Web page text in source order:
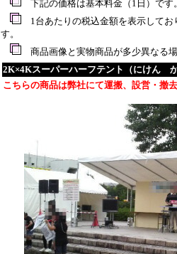
下記の価格は基本料金（1日）です
1台あたりの税込金額を表示してお
す。
商品画像と実物商品が多少異なる場
2K×4Kスーパーハーフテント（にけん
こちらの商品は弊社にて運搬、設営・撤